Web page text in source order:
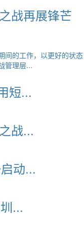
战再展锋芒
间的工作，以更好的状态
管理层...
短...
战...
动...
...